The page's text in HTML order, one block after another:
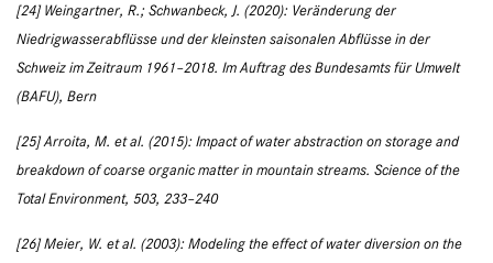
[24] Weingartner, R.; Schwanbeck, J. (2020): Veränderung der
Niedrigwasserabflüsse und der kleinsten saisonalen Abflüsse in der
Schweiz im Zeitraum 1961–2018. Im Auftrag des Bundesamts für Umwelt
(BAFU), Bern
[25] Arroita, M. et al. (2015): Impact of water abstraction on storage and
breakdown of coarse organic matter in mountain streams. Science of the
Total Environment, 503, 233–240
[26] Meier, W. et al. (2003): Modeling the effect of water diversion on the